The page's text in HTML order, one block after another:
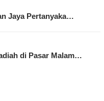
Jaya Pertanyaka…
di Pasar Malam…